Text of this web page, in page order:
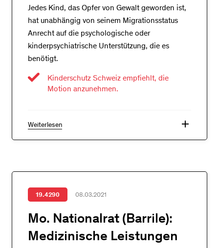
Jedes Kind, das Opfer von Gewalt geworden ist,
hat unabhängig von seinem Migrationsstatus
Anrecht auf die psychologische oder
kinderpsychiatrische Unterstützung, die es
benötigt.
Kinderschutz Schweiz empfiehlt, die
Motion anzunehmen.
Weiterlesen add
19.4290 08.03.2021
Mo. Nationalrat (Barrile):
Medizinische Leistungen